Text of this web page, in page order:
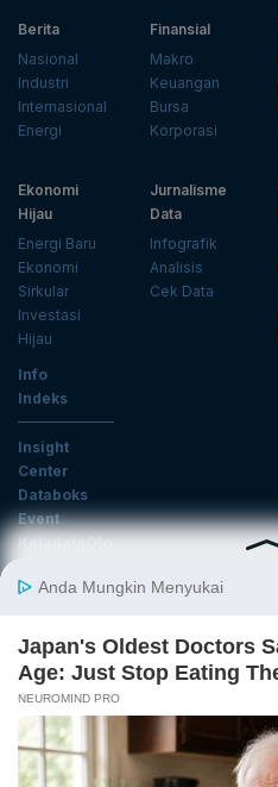
Berita
Nasional
Industri
Internasional
Energi
Finansial
Makro
Keuangan
Bursa
Korporasi
Ekonomi
Hijau
Energi Baru
Ekonomi
Sirkular
Investasi
Hijau
Jurnalisme
Data
Infografik
Analisis
Cek Data
Info
Indeks
Insight
Center
Databoks
Event
KatadataOto
Email